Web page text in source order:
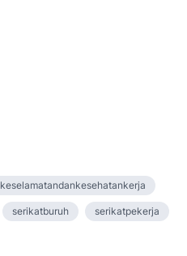
keselamatandankesehatankerja
serikatburuh serikatpekerja